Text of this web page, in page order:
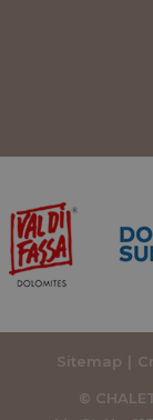
Sitemap
©